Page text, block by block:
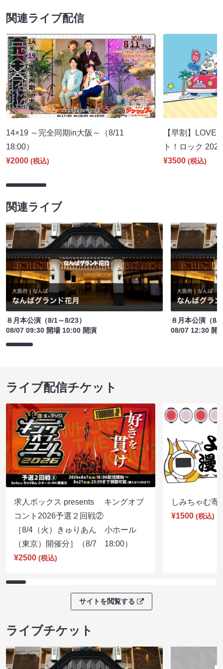
関連ライブ配信
14×19 ～完全同期in大阪～（8/11
18:00）
¥2000 (税込)
【早割】LOVE
ト！ロック
¥3500 (税込)
関連ライブ
８月本公演（8/1～8/23）
08/07 09:30 開場 10:00 開演
８月本公演（8/
08/07 12:30 開
ライブ配信チケット
求人ボックス presents キングオブ
コント2026予選２回戦②
［8/4（火）きゅりあん 小ホール
（東京）開催分］（8/7 18:00）
¥2500 (税込)
しみちゃむ
¥1500 (税込)
サイトを閲覧する
ライブチケット